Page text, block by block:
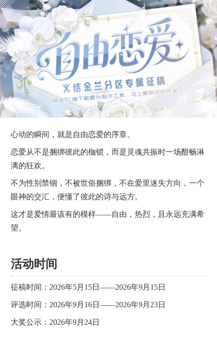
心动的瞬间，就是自由恋爱的序章。
恋爱从不是捆绑彼此的枷锁，而是灵魂共振时一场酣畅淋
漓的狂欢。
不为性别禁锢，不被世俗捆绑，不在爱里迷失方向，一个
眼神的交汇，便懂了彼此的诗与远方。
这才是爱情最该有的模样——自由，热烈，且永远充满希
望。
活动时间
征稿时间： 2026年5月15日——2026年9月15日
评选时间：2026年9月16日——2026年9月23日
大奖公示：2026年9月24日